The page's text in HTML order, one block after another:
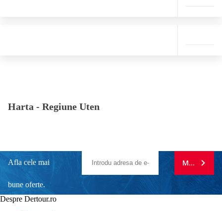
Harta - Regiune Uten
Afla cele mai
bune oferte.
MA
Despre Dertour.ro